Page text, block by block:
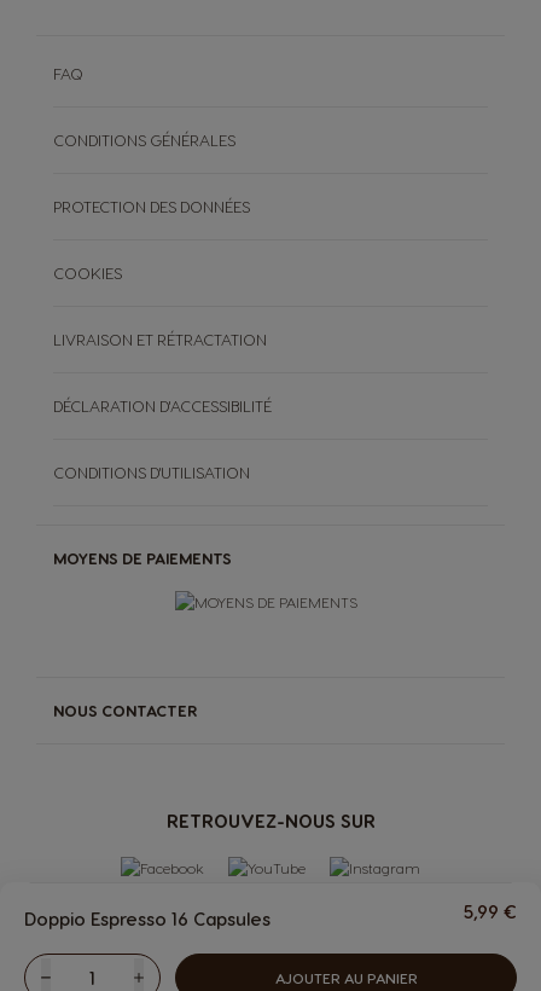
RETROUVEZ-NOUS SUR
MOYENS DE PAIEMENTS
NOUS CONTACTER
FAQ
CONDITIONS GÉNÉRALES
PROTECTION DES DONNÉES
COOKIES
LIVRAISON ET RÉTRACTATION
DÉCLARATION D'ACCESSIBILITÉ
CONDITIONS D'UTILISATION
Doppio Espresso 16 Capsules 5,99 €
DiminuerQuantitéAugmenter
AJOUTER AU PANIER